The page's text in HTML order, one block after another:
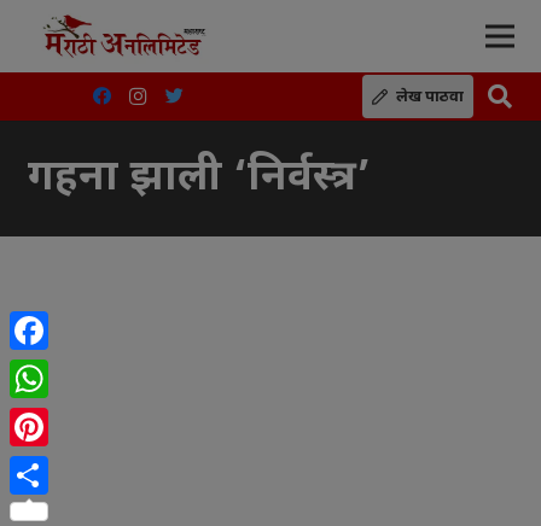
लेख पाठवा
गहना झाली ‘निर्वस्त्र’
Facebook
WhatsApp
Pinterest
Share